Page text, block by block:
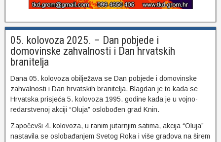
05. kolovoza 2025. – Dan pobjede i
domovinske zahvalnosti i Dan hrvatskih
branitelja
Dana 05. kolovoza obilježava se Dan pobjede i domovinske
zahvalnosti i Dan hrvatskih branitelja. Blagdan je to kada se
Hrvatska prisjeća 5. kolovoza 1995. godine kada je u vojno-
redarstvenoj akciji “Oluja” oslobođen grad Knin.
Započevši 4. kolovoza, u ranim jutarnjim satima, akcija “Oluja”
nastavila se oslobađanjem Svetog Roka i više gradova na širem